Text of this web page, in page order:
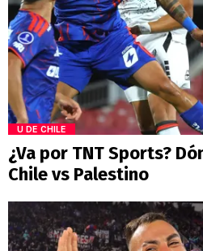
U DE CHILE
¿Va por TNT Sports?
Chile vs Palestino